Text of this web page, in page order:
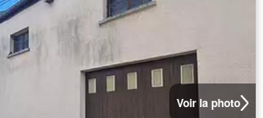
Voir la photo